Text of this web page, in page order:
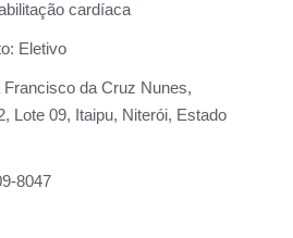
cardíaca
Eletivo
Francisco da Cruz Nunes,
Lote 09, Itaipu, Niterói, Estado
8047